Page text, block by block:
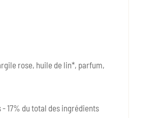
rose, huile de lin*, parfum,
17% du total des ingrédients